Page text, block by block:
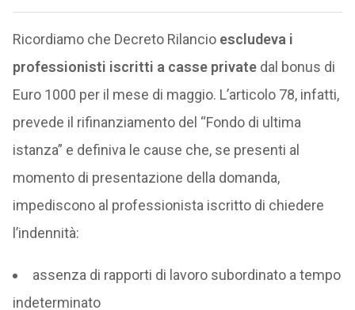
Ricordiamo che Decreto Rilancio escludeva i
professionisti iscritti a casse privatedal bonus di
Euro 1000 per il mese di maggio. L’articolo 78, infatti,
prevede il rifinanziamento del “Fondo di ultima
istanza” e definiva le cause che, se presenti al
momento di presentazione della domanda,
impediscono al professionista iscritto di chiedere
l’indennità:
assenza di rapporti di lavoro subordinato a tempo
indeterminato